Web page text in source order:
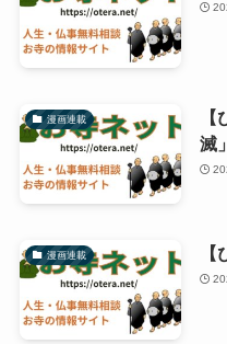
漫画連載
滅」
漫画連載